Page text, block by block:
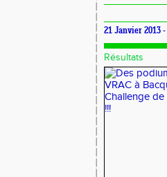
21 Janvier 2013 -
Résultats